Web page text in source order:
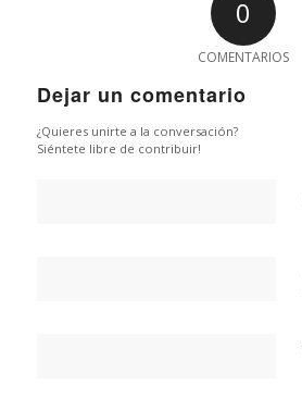
0
COMENTARIOS
Dejar un comentario
¿Quieres unirte a la conversación?
Siéntete libre de contribuir!